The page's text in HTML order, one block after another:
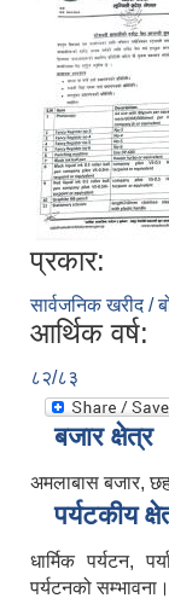
प्रकार:
सार्वजनिक खरीद /
आर्थिक वर्ष:
८२/८३
बजार क्षेत्र
अमलाबास बजार,
पर्यटकीय
धार्मिक पर्यटन,
पर्यटनको सम्भावना।